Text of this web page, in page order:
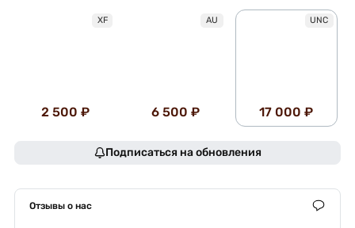
XF
2 500 ₽
AU
6 500 ₽
UNC
17 000 ₽
Подписаться на обновления
Отзывы о нас